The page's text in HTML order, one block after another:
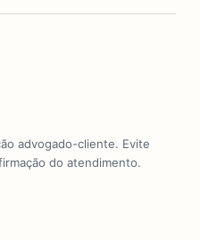
advogado-cliente. Evite
do atendimento.